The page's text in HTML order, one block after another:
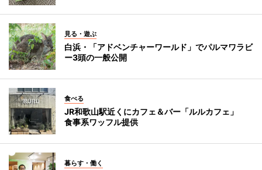
見る・遊ぶ
白浜・「アドベンチャーワールド」でパルマワラビ
ー3頭の一般公開
食べる
JR和歌山駅近くにカフェ＆バー「ルルカフェ」
食事系ワッフル提供
暮らす・働く